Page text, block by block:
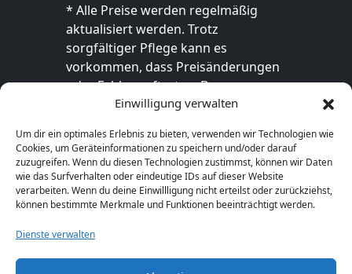
Einwilligung verwalten
Um dir ein optimales Erlebnis zu bieten, verwenden wir Technologien wie
Cookies, um Geräteinformationen zu speichern und/oder darauf
zuzugreifen. Wenn du diesen Technologien zustimmst, können wir Daten
wie das Surfverhalten oder eindeutige IDs auf dieser Website
verarbeiten. Wenn du deine Einwillligung nicht erteilst oder zurückziehst,
können bestimmte Merkmale und Funktionen beeinträchtigt werden.
Dienste verwalten
* Alle Preise werden regelmäßig
aktualisiert werden. Trotz
sorgfältiger Pflege kann es
vorkommen, dass Preisänderungen
oder Fehler auftreten. Der
endgültige Preis sowie die
ausschließlich im jeweiligen Online-
Shop des Anbieters verbindlich. Bitte
überprüfe den Preis vor dem Kauf
direkt beim Händler.